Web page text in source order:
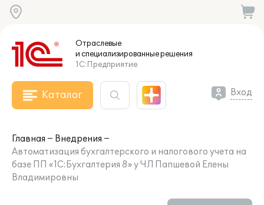
Отраслевые
и специализированныерешения
1С:Предприятие
Каталог Вход
Главная
Внедрения
Автоматизация бухгалтерского и налогового учета на
базе ПП «1С:Бухгалтерия 8» у ЧЛ Папшевой Елены
Владимировны